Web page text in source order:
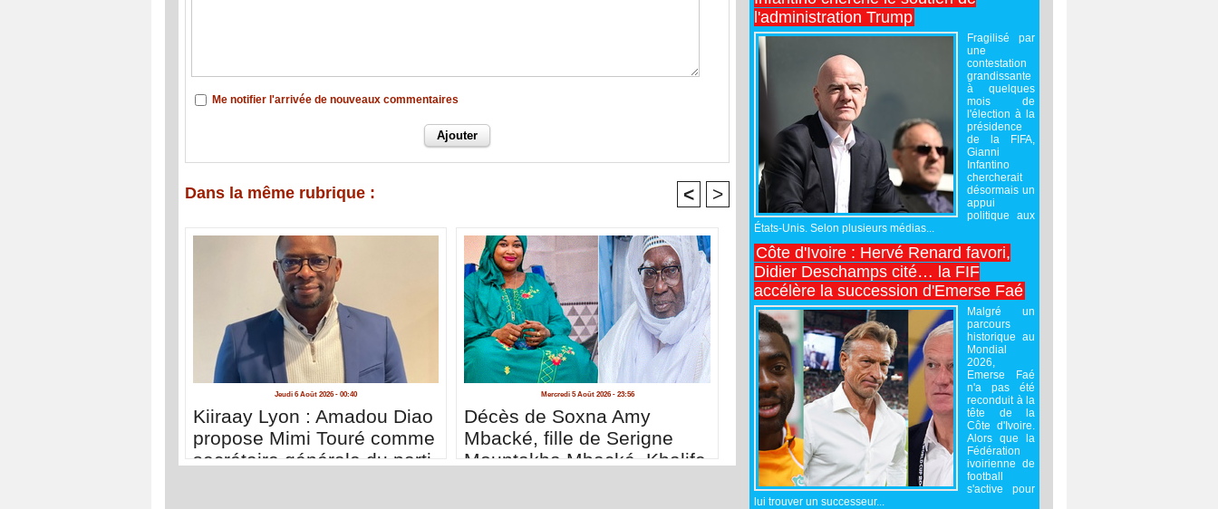
Me notifier l'arrivée de nouveaux commentaires
Dans la même rubrique : < >
Jeudi 6 Août 2026 - 00:40
Kiiraay Lyon : Amadou Diao
propose Mimi Touré comme
secrétaire générale du parti
Mercredi 5 Août 2026 - 23:56
Décès de Soxna Amy
Mbacké, fille de Serigne
Mountakha Mbacké, Khalife
l'administration Trump
Fragilisé par
une
contestation
grandissante
à quelques
mois de
l'élection à la
présidence
de la FIFA,
Gianni
Infantino
chercherait
désormais un
appui
politique aux
États-Unis. Selon plusieurs médias...
Côte d'Ivoire : Hervé Renard favori,
Didier Deschamps cité… la FIF
accélère la succession d'Emerse Faé
Malgré un
parcours
historique au
Mondial
2026,
Emerse Faé
n'a pas été
reconduit à la
tête de la
Côte d'Ivoire.
Alors que la
Fédération
ivoirienne de
football
s'active pour
lui trouver un successeur...